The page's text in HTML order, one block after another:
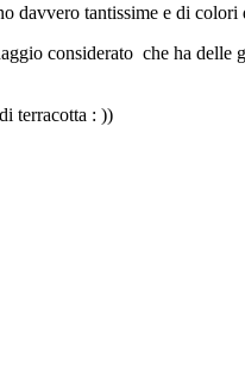
davvero tantissime e di colori
considerato che ha delle
terracotta : ))